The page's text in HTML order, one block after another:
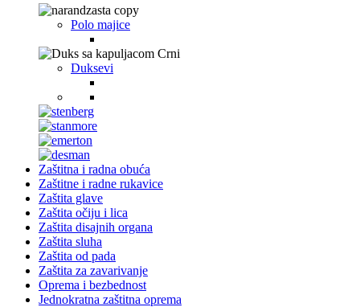
Polo majice
Duksevi
Zaštitna i radna obuća
Zaštitne i radne rukavice
Zaštita glave
Zaštita očiju i lica
Zaštita disajnih organa
Zaštita sluha
Zaštita od pada
Zaštita za zavarivanje
Oprema i bezbednost
Jednokratna zaštitna oprema